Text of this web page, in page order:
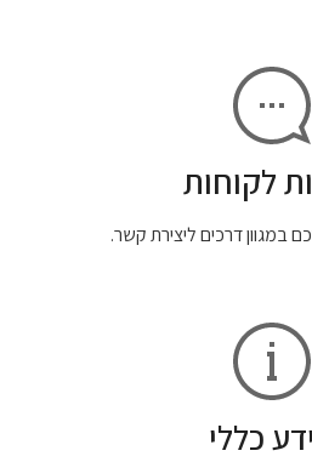
לקוחות
במגוון דרכים ליצירת קשר.
כללי